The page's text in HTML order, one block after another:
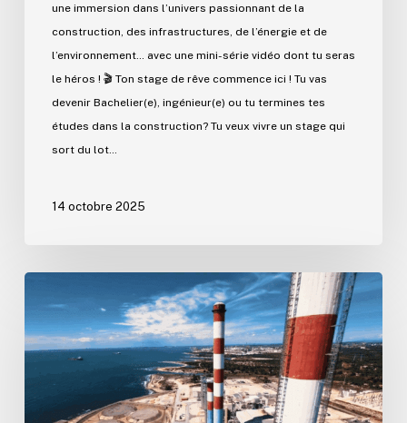
une immersion dans l’univers passionnant de la
construction, des infrastructures, de l’énergie et de
l’environnement… avec une mini-série vidéo dont tu seras
le héros ! 🎬 Ton stage de rêve commence ici ! Tu vas
devenir Bachelier(e), ingénieur(e) ou tu termines tes
études dans la construction? Tu veux vivre un stage qui
sort du lot…
14 octobre 2025
les
Demoiselles
Ponteau